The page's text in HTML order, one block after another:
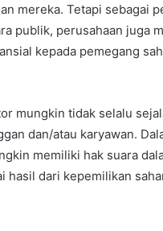
mereka. Tetapi sebagai
publik, perusahaan juga
kepada pemegang
mungkin tidak selalu
dan/atau karyawan.
memiliki hak suara
hasil dari kepemilikan